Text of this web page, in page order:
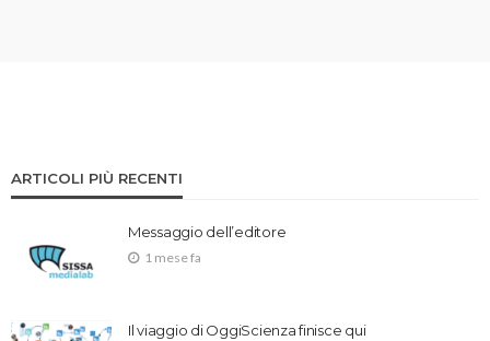
ARTICOLI PIÙ RECENTI
Messaggio dell’editore
1 mese fa
Il viaggio di OggiScienza finisce qui